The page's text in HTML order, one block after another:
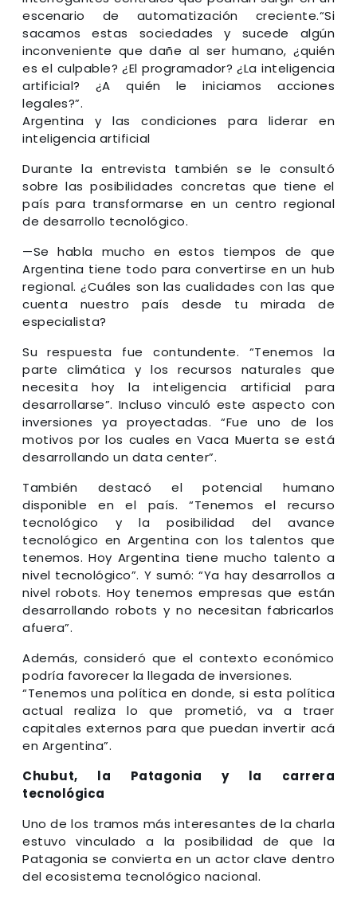
escenario de automatización creciente.“Si
sacamos estas sociedades y sucede algún
inconveniente que dañe al ser humano, ¿quién
es el culpable? ¿El programador? ¿La inteligencia
artificial? ¿A quién le iniciamos acciones
legales?”.
Argentina y las condiciones para liderar en
inteligencia artificial
Durante la entrevista también se le consultó
sobre las posibilidades concretas que tiene el
país para transformarse en un centro regional
de desarrollo tecnológico.
—Se habla mucho en estos tiempos de que
Argentina tiene todo para convertirse en un hub
regional. ¿Cuáles son las cualidades con las que
cuenta nuestro país desde tu mirada de
especialista?
Su respuesta fue contundente. “Tenemos la
parte climática y los recursos naturales que
necesita hoy la inteligencia artificial para
desarrollarse”. Incluso vinculó este aspecto con
inversiones ya proyectadas. “Fue uno de los
motivos por los cuales en Vaca Muerta se está
desarrollando un data center”.
También destacó el potencial humano
disponible en el país. “Tenemos el recurso
tecnológico y la posibilidad del avance
tecnológico en Argentina con los talentos que
tenemos. Hoy Argentina tiene mucho talento a
nivel tecnológico”. Y sumó: “Ya hay desarrollos a
nivel robots. Hoy tenemos empresas que están
desarrollando robots y no necesitan fabricarlos
afuera”.
Además, consideró que el contexto económico
podría favorecer la llegada de inversiones.
“Tenemos una política en donde, si esta política
actual realiza lo que prometió, va a traer
capitales externos para que puedan invertir acá
en Argentina”.
Chubut, la Patagonia y la carrera
tecnológica
Uno de los tramos más interesantes de la charla
estuvo vinculado a la posibilidad de que la
Patagonia se convierta en un actor clave dentro
del ecosistema tecnológico nacional.